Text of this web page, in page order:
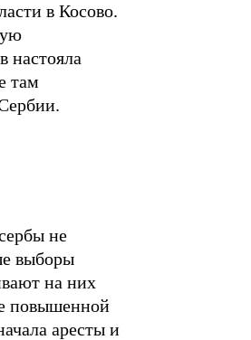
в Косово.
настояла
там
не
выборы
на них
повышенной
аресты и